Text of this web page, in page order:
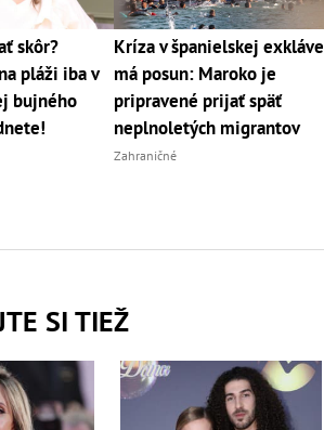
skôr?
pláži iba v
bujného
Kríza v španielskej exkláve
má posun: Maroko je
pripravené prijať späť
neplnoletých migrantov
Zahraničné
SI TIEŽ